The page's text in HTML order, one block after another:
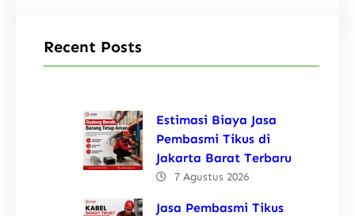
Recent Posts
Estimasi Biaya Jasa
Pembasmi Tikus di
Jakarta Barat Terbaru
7 Agustus 2026
Jasa Pembasmi Tikus